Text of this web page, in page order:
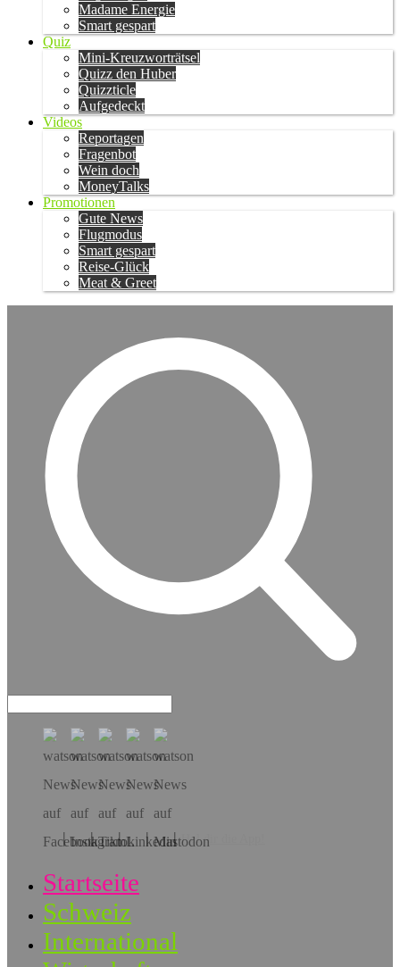
Madame Energie
Smart gespart
Quiz
Mini-Kreuzworträtsel
Quizz den Huber
Quizzticle
Aufgedeckt
Videos
Reportagen
Fragenbot
Wein doch
MoneyTalks
Promotionen
Gute News
Flugmodus
Smart gespart
Reise-Glück
Meat & Greet
Hol dir die App!
Startseite
Schweiz
International